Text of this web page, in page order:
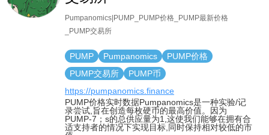
Pumpanomics|PUMP_PUMP价格_PUMP最新价格
_PUMP交易所
PUMP Pumpanomics
PUMP价格
PUMP交易所
PUMP币
https://pumpanomics.finance
PUMP价格实时数据Pumpanomics是一种实验/记
录尝试,旨在创造每枚硬币的最高价值。因为
PUMP-7；s的总供应量为1,这使我们能够在拥有合
适支持者的情况下实现目标,同时保持相对较低的市